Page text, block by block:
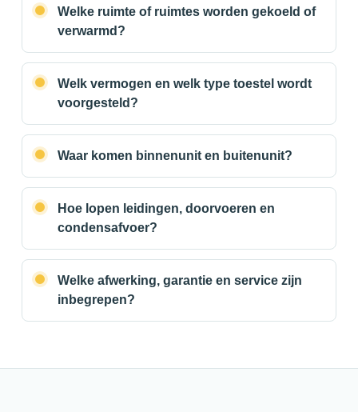
Welke ruimte of ruimtes worden gekoeld of
verwarmd?
Welk vermogen en welk type toestel wordt
voorgesteld?
Waar komen binnenunit en buitenunit?
Hoe lopen leidingen, doorvoeren en
condensafvoer?
Welke afwerking, garantie en service zijn
inbegrepen?